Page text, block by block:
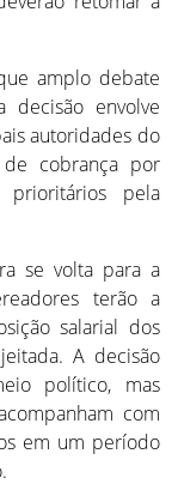
amplo debate
envolve
autoridades do
cobrança por
prioritários pela
se volta para a
terão a
salarial dos
A decisão
político, mas
com
em um período